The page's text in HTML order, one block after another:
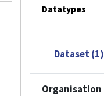
Datatypes
Dataset (1)
Organisation